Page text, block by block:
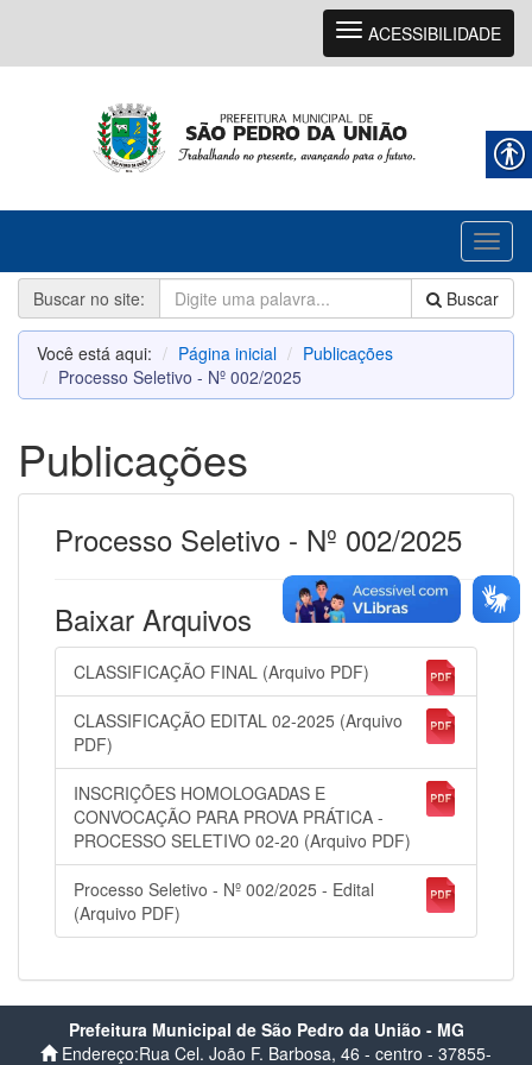
Navegação
ACESSIBILIDADE
Buscar no site:
Buscar
Você está aqui: Página inicial
Publicações
Processo Seletivo - Nº 002/2025
Publicações
Processo Seletivo - Nº 002/2025
Baixar Arquivos
CLASSIFICAÇÃO FINAL (Arquivo PDF)
CLASSIFICAÇÃO EDITAL 02-2025 (Arquivo
PDF)
INSCRIÇÕES HOMOLOGADAS E
CONVOCAÇÃO PARA PROVA PRÁTICA -
PROCESSO SELETIVO 02-20 (Arquivo PDF)
Processo Seletivo - Nº 002/2025 - Edital
(Arquivo PDF)
Prefeitura Municipal de São Pedro da União - MG
Endereço:Rua Cel. João F. Barbosa, 46 - centro - 37855-